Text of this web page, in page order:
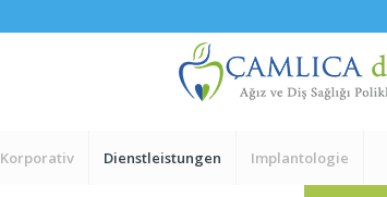
Korporativ Dienstleistungen Implantologie